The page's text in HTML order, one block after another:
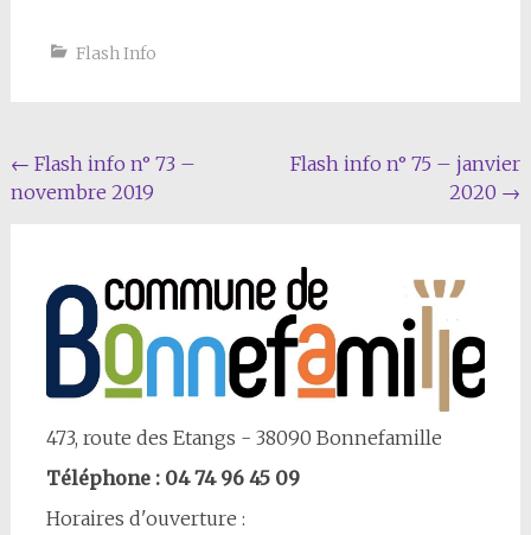
Flash Info
Navigation
Article
← Flash info n° 73 –
novembre 2019
Flash info n° 75 – janvier
2020 →
473, route des Etangs - 38090 Bonnefamille
Téléphone : 04 74 96 45 09
Horaires d'ouverture :